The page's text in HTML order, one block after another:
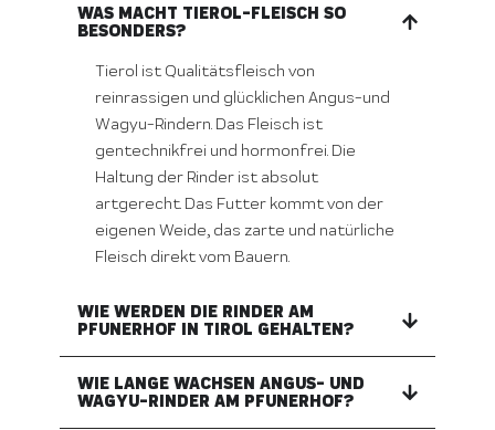
WAS MACHT TIEROL-FLEISCH SO
BESONDERS?
Tierol ist Qualitätsfleisch von
reinrassigen und glücklichen Angus-und
Wagyu-Rindern. Das Fleisch ist
gentechnikfrei und hormonfrei. Die
Haltung der Rinder ist absolut
artgerecht. Das Futter kommt von der
eigenen Weide, das zarte und natürliche
Fleisch direkt vom Bauern.
WIE WERDEN DIE RINDER AM
PFUNERHOF IN TIROL GEHALTEN?
WIE LANGE WACHSEN ANGUS- UND
WAGYU-RINDER AM PFUNERHOF?